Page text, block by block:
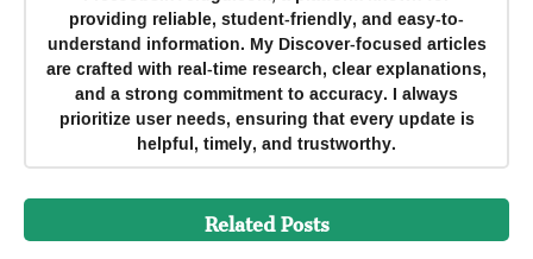
providing reliable, student-friendly, and easy-to-
understand information. My Discover-focused articles
are crafted with real-time research, clear explanations,
and a strong commitment to accuracy. I always
prioritize user needs, ensuring that every update is
helpful, timely, and trustworthy.
Related Posts